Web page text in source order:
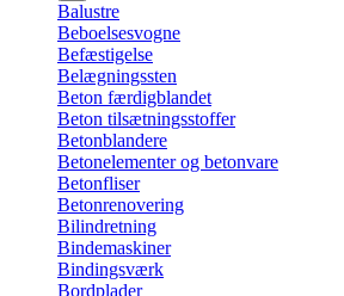
Balustre
Beboelsesvogne
Befæstigelse
Belægningssten
Beton færdigblandet
Beton tilsætningsstoffer
Betonblandere
Betonelementer og betonvare
Betonfliser
Betonrenovering
Bilindretning
Bindemaskiner
Bindingsværk
Bordplader